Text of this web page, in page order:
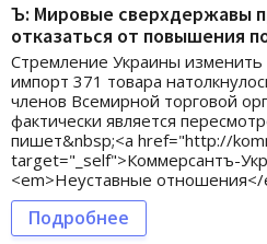
Ъ: Мировые сверхдержавы
отказаться от повышения
Стремление Украины
импорт 371 товара
членов Всемирной торговой
фактически является
пишет&nbsp;<a href="http://
target="_self">Коммерсантъ-
<em>Неуставные отношения</
Подробнее